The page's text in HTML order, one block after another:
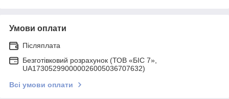
Умови оплати
Післяплата
Безготівковий розрахунок (ТОВ «БІС 7»,
UA173052990000026005036707632)
Всі умови оплати